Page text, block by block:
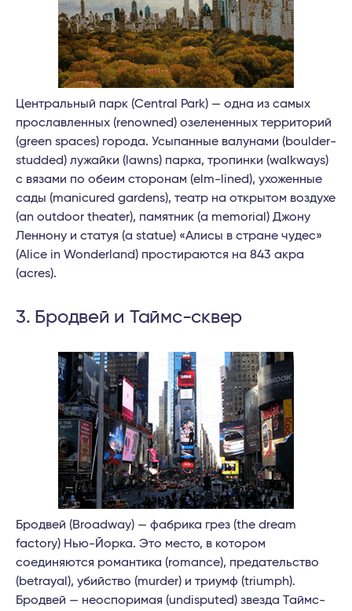
Центральный парк (Central Park) — одна из самых
прославленных (renowned) озелененных территорий
(green spaces) города. Усыпанные валунами (boulder-
studded) лужайки (lawns) парка, тропинки (walkways)
с вязами по обеим сторонам (elm-lined), ухоженные
сады (manicured gardens), театр на открытом воздухе
(an outdoor theater), памятник (a memorial) Джону
Леннону и статуя (a statue) «Алисы в стране чудес»
(Alice in Wonderland) простираются на 843 акра
(acres).
3. Бродвей и Таймс-сквер
Бродвей (Broadway) — фабрика грез (the dream
factory) Нью-Йорка. Это место, в котором
соединяются романтика (romance), предательство
(betrayal), убийство (murder) и триумф (triumph).
Бродвей — неоспоримая (undisputed) звезда Таймс-